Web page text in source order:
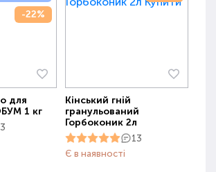
-22%
для
1 кг
3
Кінський гній
гранульований
Горбоконик 2л
13
Є в наявності